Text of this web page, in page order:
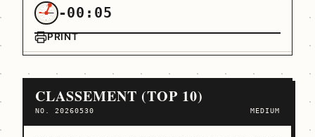
-00:05
PRINT
CLASSEMENT (TOP 10)
NO. 20260530 MEDIUM